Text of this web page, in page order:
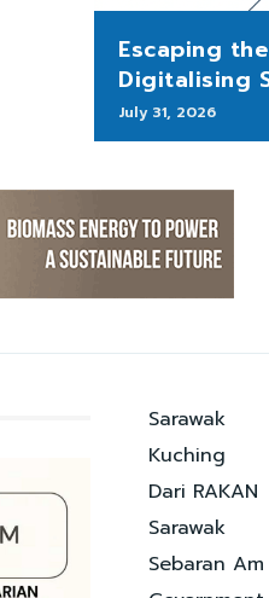
Escaping
Digitalising
July 31, 2026
Sarawak
Kuching
Dari RAKAN
Sarawak
Sebaran Am